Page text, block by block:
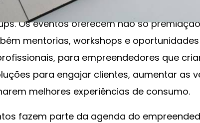
última semana seus próprios programas
Os eventos oferecem não só
mentorias, workshops e
para empreendedores que
para engajar clientes, aumentar as
melhores experiências de consumo.
fazem parte da agenda do